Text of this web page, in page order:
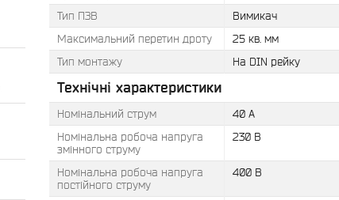
Тип ПЗВ
Вимикач
Максимальний перетин дроту
25 кв. мм
Тип монтажу
На DIN рейку
Технічні характеристики
Номінальний струм
40 А
Номінальна робоча напруга
змінного струму
230 В
Номінальна робоча напруга
постійного струму
400 В